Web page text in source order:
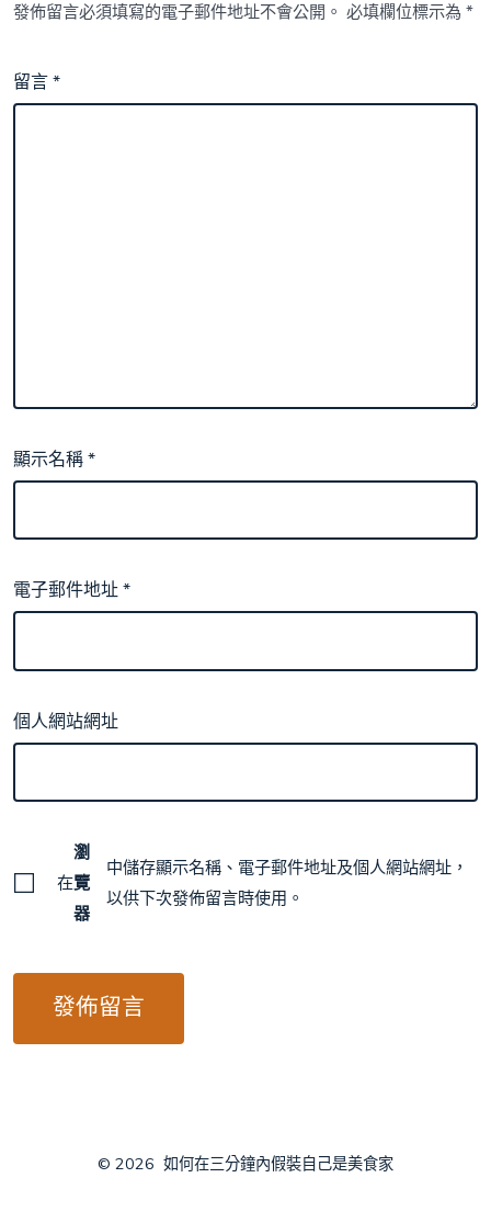
發佈留言必須填寫的電子郵件地址不會公開。 必填欄位標示為*
留言*
顯示名稱*
電子郵件地址*
個人網站網址
在
瀏
覽
器
中儲存顯示名稱、電子郵件地址及個人網站網址，
以供下次發佈留言時使用。
© 2026 如何在三分鐘內假裝自己是美食家